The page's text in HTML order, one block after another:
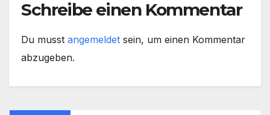
Schreibe einen Kommentar
Du musst angemeldet sein, um einen Kommentar
abzugeben.